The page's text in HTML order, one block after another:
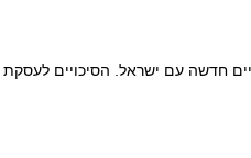
חדשה עם ישראל. הסיכויים לעסקת